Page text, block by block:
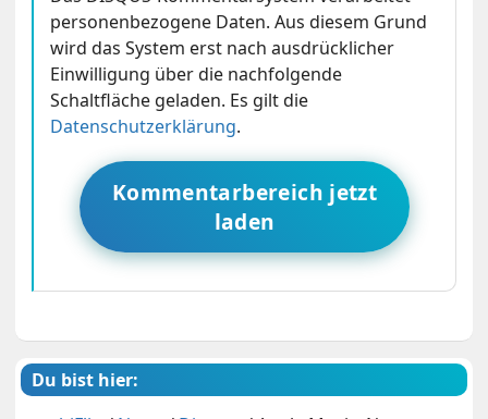
personenbezogene Daten. Aus diesem Grund
wird das System erst nach ausdrücklicher
Einwilligung über die nachfolgende
Schaltfläche geladen. Es gilt die
Datenschutzerklärung.
Kommentarbereich jetzt
laden
Du bist hier: